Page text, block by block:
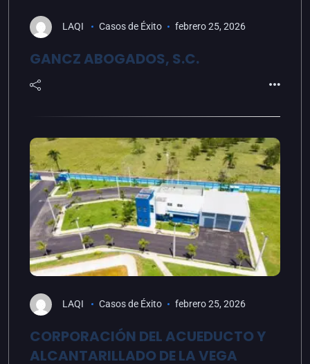
LAQI Casos de Éxito febrero 25, 2026
GANCZ ABOGADOS, S.C.
LAQI Casos de Éxito febrero 25, 2026
CORPORACIÓN DEL ACUEDUCTO Y
ALCANTARILLADO DE LA VEGA